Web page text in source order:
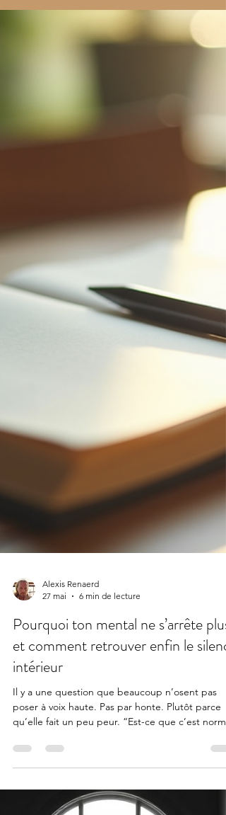
27 mai
6 min de lecture
Pourquoi ton mental ne s’arrête plus
et comment retrouver enfin le silence
intérieur
Il y a une question que beaucoup n’osent pas
qu’elle fait un peu peur. “Est-ce que c’est normal
tu manges, tu marches… et ton mental, lui, ne
jamais vraiment pause. Des conversations